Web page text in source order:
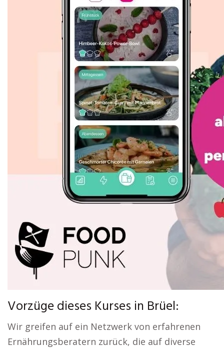
Vorzüge dieses Kurses in Brüel:
Wir greifen auf ein Netzwerk von erfahrenen
Ernährungsberatern zurück, die auf diverse